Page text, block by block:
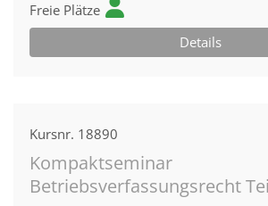
Freie Plätze
Details
Kursnr. 18890
Kompaktseminar
Betriebsverfassungsrecht